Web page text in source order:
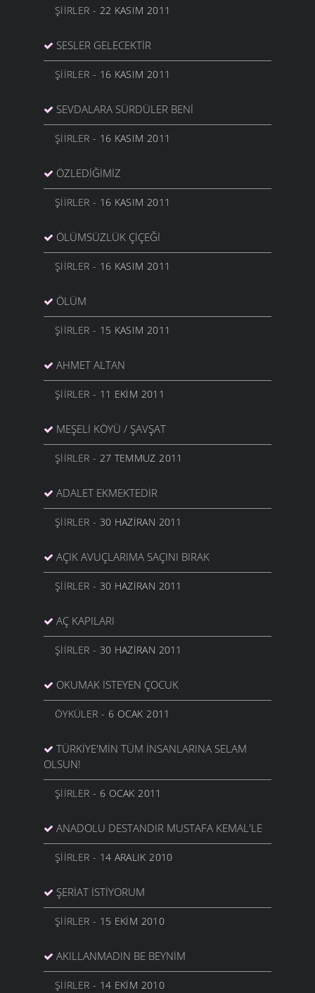
ŞIIRLER - 22 KASIM 2011
SESLER GELECEKTIR
ŞIIRLER - 16 KASIM 2011
SEVDALARA SÜRDÜLER BENI
ŞIIRLER - 16 KASIM 2011
ÖZLEDIĞIMIZ
ŞIIRLER - 16 KASIM 2011
ÖLÜMSÜZLÜK ÇIÇEĞI
ŞIIRLER - 16 KASIM 2011
ÖLÜM
ŞIIRLER - 15 KASIM 2011
AHMET ALTAN
ŞIIRLER - 11 EKIM 2011
MEŞELI KÖYÜ / ŞAVŞAT
ŞIIRLER - 27 TEMMUZ 2011
ADALET EKMEKTEDIR
ŞIIRLER - 30 HAZIRAN 2011
AÇIK AVUÇLARIMA SAÇINI BIRAK
ŞIIRLER - 30 HAZIRAN 2011
AÇ KAPILARI
ŞIIRLER - 30 HAZIRAN 2011
OKUMAK İSTEYEN ÇOCUK
ÖYKÜLER - 6 OCAK 2011
TÜRKIYE'MIN TÜM İNSANLARINA SELAM
OLSUN!
ŞIIRLER - 6 OCAK 2011
ANADOLU DESTANDIR MUSTAFA KEMAL'LE
ŞIIRLER - 14 ARALIK 2010
ŞERIAT İSTIYORUM
ŞIIRLER - 15 EKIM 2010
AKILLANMADIN BE BEYNIM
ŞIIRLER - 14 EKIM 2010